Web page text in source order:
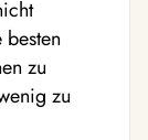
zu
zu